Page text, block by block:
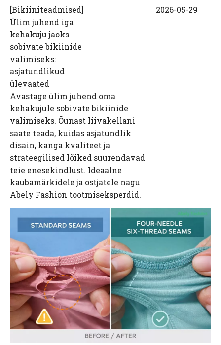
[Bikiiniteadmised]
Ülim juhend iga
kehakuju jaoks
sobivate bikiinide
valimiseks:
asjatundlikud
ülevaated
Avastage ülim juhend oma
kehakujule sobivate bikiinide
valimiseks. Õunast liivakellani
saate teada, kuidas asjatundlik
disain, kanga kvaliteet ja
strateegilised lõiked suurendavad
teie enesekindlust. Ideaalne
kaubamärkidele ja ostjatele nagu
Abely Fashion tootmiseksperdid.
2026-05-29